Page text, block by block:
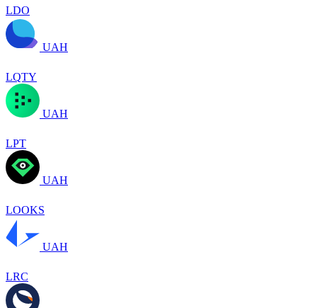
LDO
UAH
LQTY
UAH
LPT
UAH
LOOKS
UAH
LRC